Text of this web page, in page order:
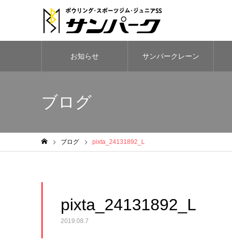
お知らせ サンパークレーン
ブログ
ブログ pixta_24131892_L
pixta_24131892_L
2019.08.7